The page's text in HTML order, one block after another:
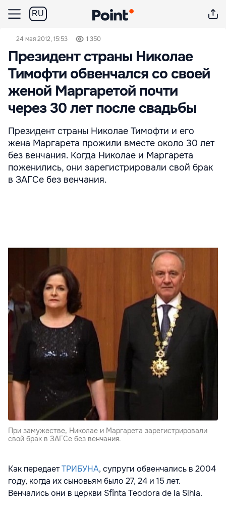
RU
24 мая 2012, 15:53 1 350
Президент страны Николае
Тимофти обвенчался со своей
женой Маргаретой почти
через 30 лет после свадьбы
Президент страны Николае Тимофти и его
жена Маргарета прожили вместе около 30 лет
без венчания. Когда Николае и Маргарета
поженились, они зарегистрировали свой брак
в ЗАГСе без венчания.
При замужестве, Николае и Маргарета зарегистрировали
свой брак в ЗАГСе без венчания.
Как передаетТРИБУНА, супруги обвенчались в 2004
году, когда их сыновьям было 27, 24 и 15 лет.
Венчались они в церкви Sfînta Teodora de la Sihla.